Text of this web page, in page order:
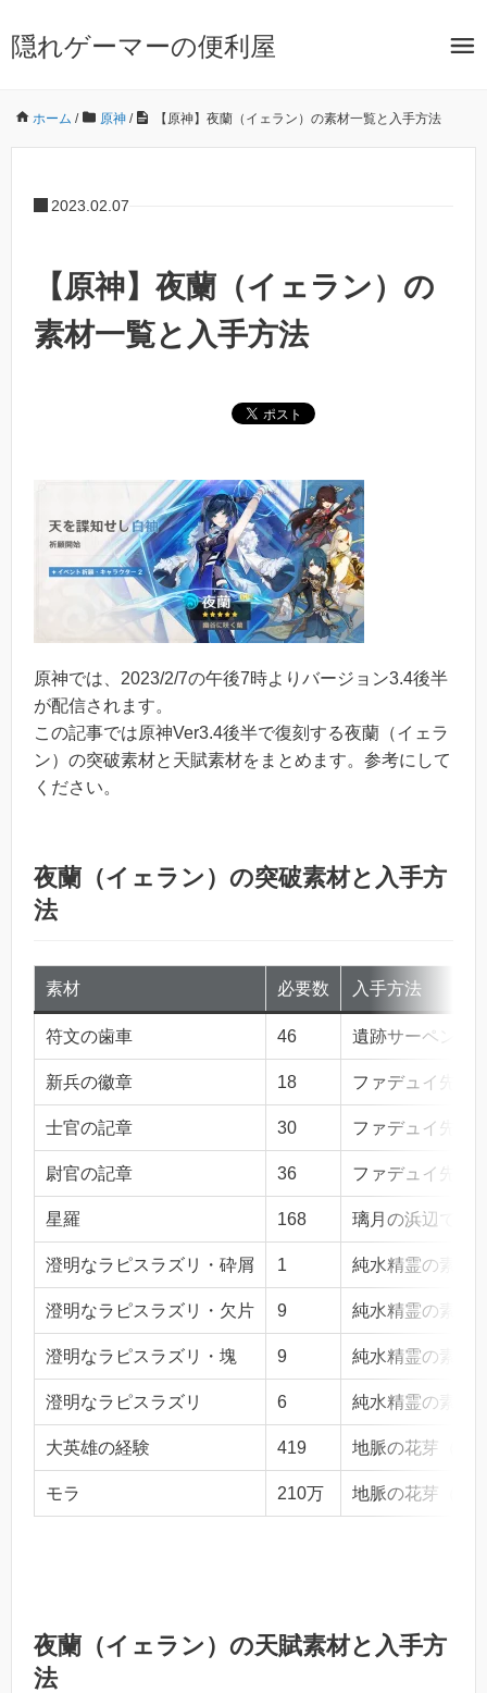
隠れゲーマーの便利屋
ホーム / 原神 / 【原神】夜蘭（イェラン）の素材一覧と入手方法
2023.02.07
【原神】夜蘭（イェラン）の
素材一覧と入手方法
原神では、2023/2/7の午後7時よりバージョン3.4後半
が配信されます。
この記事では原神Ver3.4後半で復刻する夜蘭（イェラ
ン）の突破素材と天賦素材をまとめます。参考にして
ください。
夜蘭（イェラン）の突破素材と入手方
法
素材 必要数 入手方法
符文の歯車 46 遺跡サーペント
新兵の徽章 18 ファデュイ先遣
士官の記章 30 ファデュイ先遣
尉官の記章 36 ファデュイ先遣
星羅 168 璃月の浜辺で獲
澄明なラピスラズリ・砕屑 1 純水精霊の素材
澄明なラピスラズリ・欠片 9 純水精霊の素材
澄明なラピスラズリ・塊 9 純水精霊の素材
澄明なラピスラズリ 6 純水精霊の素材
大英雄の経験 419 地脈の花芽（啓
モラ 210万 地脈の花芽（蔵
夜蘭（イェラン）の天賦素材と入手方
法